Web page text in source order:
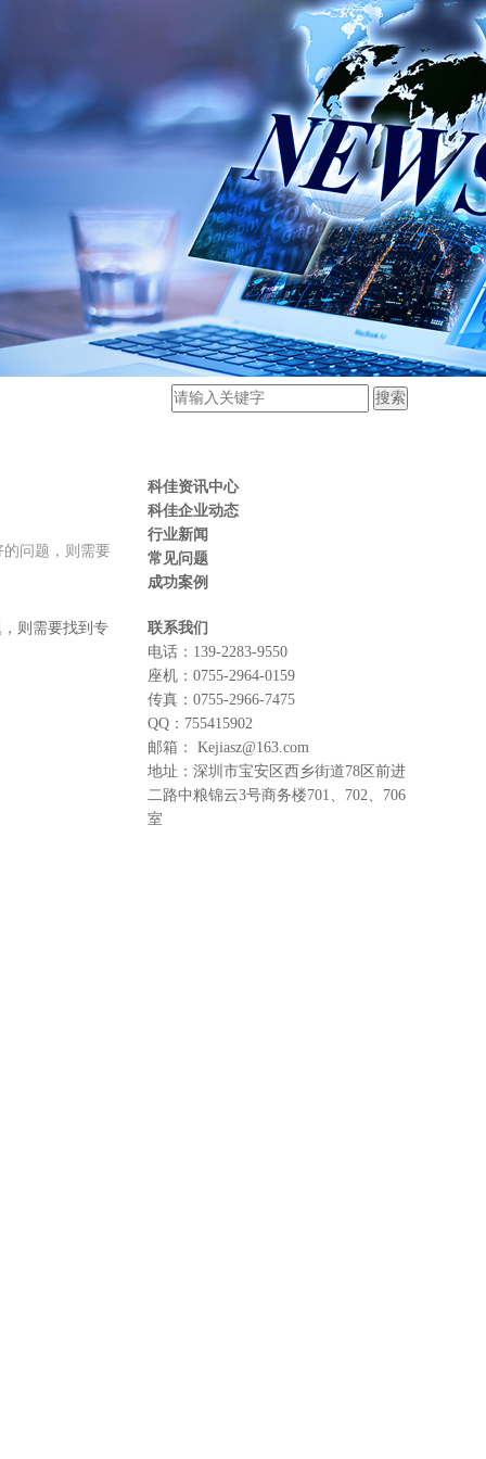
问题，则需要
则需要找到专
科佳资讯中心
科佳企业动态
行业新闻
常见问题
成功案例
联系我们
电话： 139-2283-9550
座机： 0755-2964-0159
传真： 0755-2966-7475
QQ： 755415902
邮箱：
Kejiasz@163.com
地址： 深圳市宝安区西乡街道78区前进
二路中粮锦云3号商务楼701、702、706
室